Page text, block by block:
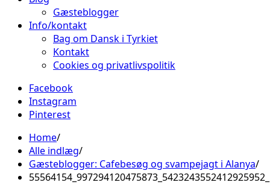
Gæsteblogger
Info/kontakt
Bag om Dansk i Tyrkiet
Kontakt
Cookies og privatlivspolitik
Facebook
Instagram
Pinterest
Home
Alle indlæg
Gæsteblogger: Cafebesøg og svampejagt i Alanya